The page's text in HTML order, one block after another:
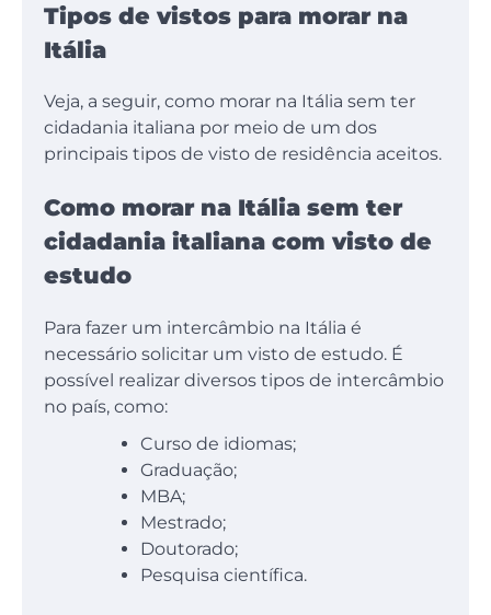
Tipos de vistos para morar na
Itália
Veja, a seguir, como morar na Itália sem ter
cidadania italiana por meio de um dos
principais tipos de visto de residência aceitos.
Como morar na Itália sem ter
cidadania italiana com visto de
estudo
Para fazer um intercâmbio na Itália é
necessário solicitar um visto de estudo. É
possível realizar diversos tipos de intercâmbio
no país, como:
Curso de idiomas;
Graduação;
MBA;
Mestrado;
Doutorado;
Pesquisa científica.